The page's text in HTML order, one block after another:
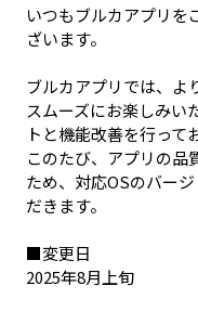
いつもブルカアプリを
ざいます。
ブルカアプリでは、よ
スムーズにお楽しみい
トと機能改善を行って
このたび、アプリの品
ため、対応OSのバー
だきます。
■変更日
2025年8月上旬